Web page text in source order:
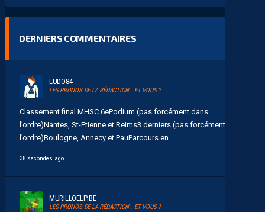
DERNIERS COMMENTAIRES
LUDO84
LES PRONOS DE LA RÉDACTION… ET VOUS ?
Classement final MHSC 6ePodium (pas forcément dans
l’ordre)Nantes, St-Etienne et Reims3 derniers (pas forcément dans
l’ordre)Boulogne, Annecy et PauParcours en...
38 secondes ago
MURILLOELPIBE
LES PRONOS DE LA RÉDACTION… ET VOUS ?